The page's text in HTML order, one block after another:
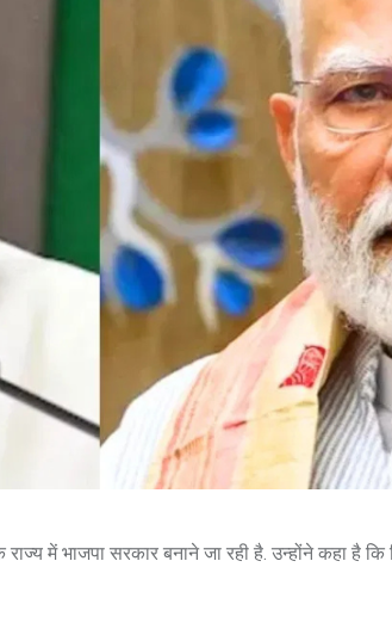
में भाजपा सरकार बनाने जा रही है. उन्होंने कहा है कि